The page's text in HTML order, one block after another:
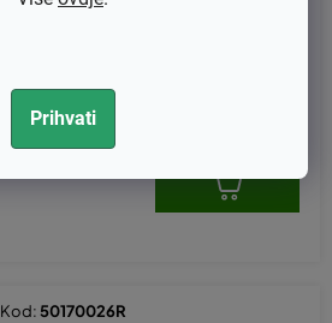
Prihvati
Kod: 50170026R